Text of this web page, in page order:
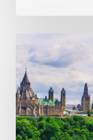
société
civile
appelle
les
dirigeants
politiques